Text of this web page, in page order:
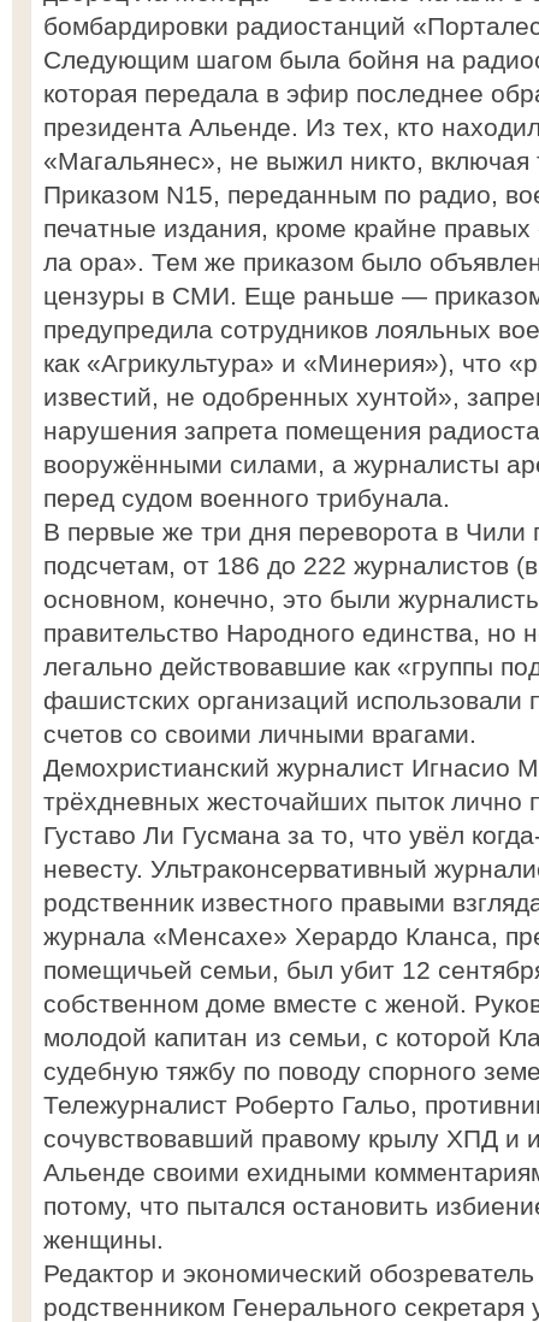
бомбардировки радиостанций
Следующим шагом была бойня на
которая передала в эфир последнее
президента Альенде. Из тех, кто
«Магальянес», не выжил никто, включая
Приказом N15, переданным по радио,
печатные издания, кроме крайне
ла ора». Тем же приказом было
цензуры в СМИ. Еще раньше —
предупредила сотрудников лояльных
как «Агрикультура» и «Минерия»), что
известий, не одобренных хунтой»,
нарушения запрета помещения
вооружёнными силами, а журналисты
перед судом военного трибунала.
В первые же три дня переворота в Чили
подсчетам, от 186 до 222 журналистов
основном, конечно, это были
правительство Народного единства, но
легально действовавшие как «группы
фашистских организаций использовали
счетов со своими личными врагами.
Демохристианский журналист Игнасио
трёхдневных жесточайших пыток лично
Густаво Ли Гусмана за то, что увёл
невесту. Ультраконсервативный
родственник известного правыми
журнала «Менсахе» Херардо Кланса,
помещичьей семьи, был убит 12
собственном доме вместе с женой.
молодой капитан из семьи, с которой
судебную тяжбу по поводу спорного
Тележурналист Роберто Гальо,
сочувствовавший правому крылу ХПД и
Альенде своими ехидными
потому, что пытался остановить
женщины.
Редактор и экономический
родственником Генерального секретаря